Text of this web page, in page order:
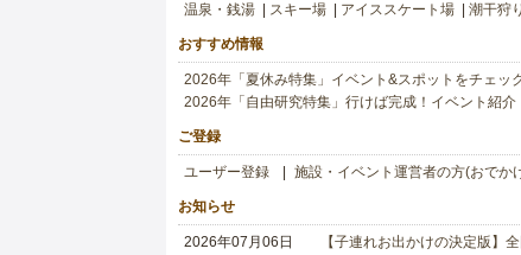
温泉・銭湯
スキー場 アイススケート場 潮干狩り
おすすめ情報
2026年「夏休み特集」イベント&スポットをチェッ
2026年「自由研究特集」行けば完成！イベント紹介
ご登録
ユーザー登録 施設・イベント運営者の方(おでか
お知らせ
2026年07月06日
【子連れお出かけの決定版】